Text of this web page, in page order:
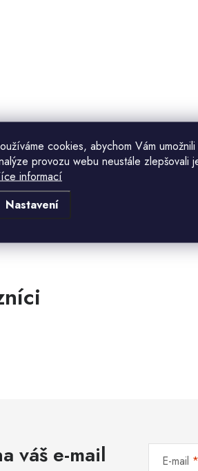
cookies, abychom Vám
provozu webu neustále zlepšovali
informací
Nastavení
váš e-mail E-mail